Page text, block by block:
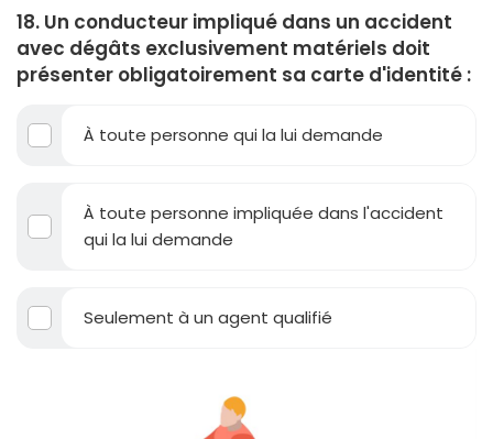
18. Un conducteur impliqué dans un accident
avec dégâts exclusivement matériels doit
présenter obligatoirement sa carte d'identité :
À toute personne qui la lui demande
À toute personne impliquée dans l'accident
qui la lui demande
Seulement à un agent qualifié